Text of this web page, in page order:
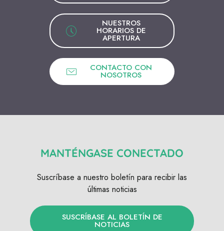
NUESTROS
HORARIOS DE
APERTURA
CONTACTO CON
NOSOTROS
MANTÉNGASE CONECTADO
Suscríbase a nuestro boletín para recibir las
últimas noticias
SUSCRÍBASE AL BOLETÍN DE
NOTICIAS